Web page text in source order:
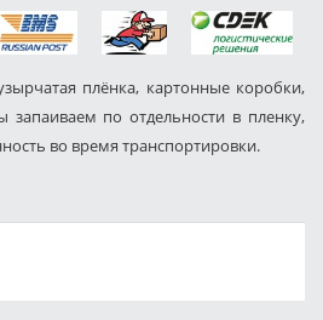
плёнка, картонные коробки,
по отдельности в пленку,
во время транспортировки.